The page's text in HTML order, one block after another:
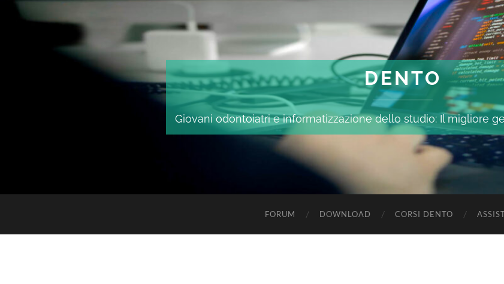
DENTO
Giovani odontoiatri e informatizzazione dello studio: Il migliore
FORUM DOWNLOAD CORSI DENTO